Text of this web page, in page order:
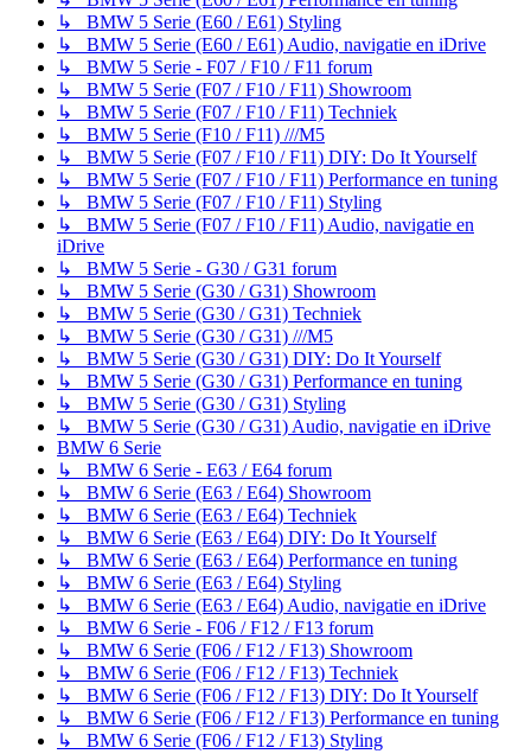
↳ BMW 5 Serie (E60 / E61) Styling
↳ BMW 5 Serie (E60 / E61) Audio, navigatie en iDrive
↳ BMW 5 Serie - F07 / F10 / F11 forum
↳ BMW 5 Serie (F07 / F10 / F11) Showroom
↳ BMW 5 Serie (F07 / F10 / F11) Techniek
↳ BMW 5 Serie (F10 / F11) ///M5
↳ BMW 5 Serie (F07 / F10 / F11) DIY: Do It Yourself
↳ BMW 5 Serie (F07 / F10 / F11) Performance en tuning
↳ BMW 5 Serie (F07 / F10 / F11) Styling
↳ BMW 5 Serie (F07 / F10 / F11) Audio, navigatie en
iDrive
↳ BMW 5 Serie - G30 / G31 forum
↳ BMW 5 Serie (G30 / G31) Showroom
↳ BMW 5 Serie (G30 / G31) Techniek
↳ BMW 5 Serie (G30 / G31) ///M5
↳ BMW 5 Serie (G30 / G31) DIY: Do It Yourself
↳ BMW 5 Serie (G30 / G31) Performance en tuning
↳ BMW 5 Serie (G30 / G31) Styling
↳ BMW 5 Serie (G30 / G31) Audio, navigatie en iDrive
BMW 6 Serie
↳ BMW 6 Serie - E63 / E64 forum
↳ BMW 6 Serie (E63 / E64) Showroom
↳ BMW 6 Serie (E63 / E64) Techniek
↳ BMW 6 Serie (E63 / E64) DIY: Do It Yourself
↳ BMW 6 Serie (E63 / E64) Performance en tuning
↳ BMW 6 Serie (E63 / E64) Styling
↳ BMW 6 Serie (E63 / E64) Audio, navigatie en iDrive
↳ BMW 6 Serie - F06 / F12 / F13 forum
↳ BMW 6 Serie (F06 / F12 / F13) Showroom
↳ BMW 6 Serie (F06 / F12 / F13) Techniek
↳ BMW 6 Serie (F06 / F12 / F13) DIY: Do It Yourself
↳ BMW 6 Serie (F06 / F12 / F13) Performance en tuning
↳ BMW 6 Serie (F06 / F12 / F13) Styling